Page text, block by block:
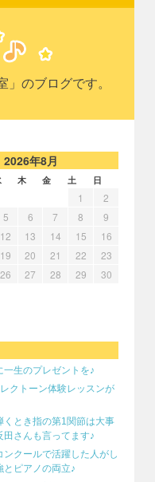
のブログです。
2026年8月
木 金 土 日
1
2
5 6 7 8
9
12 13 14 15
16
19 20 21 22
23
26 27 28 29
30
一生のプレゼントを♪
クトーン体験レッスンが
くとき指の第1関節は大事
田さんも言ってます♪
ンクールで活躍した人がし
とピアノの両立♪